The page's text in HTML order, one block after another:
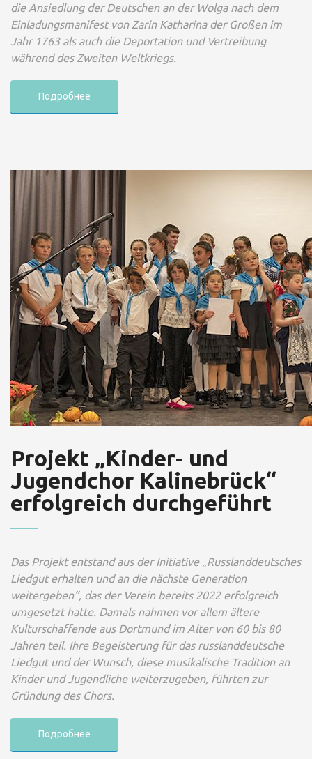
die Ansiedlung der Deutschen an der Wolga nach dem
Einladungsmanifest von Zarin Katharina der Großen im
Jahr 1763 als auch die Deportation und Vertreibung
während des Zweiten Weltkriegs.
Подробнее
Projekt „Kinder- und
Jugendchor Kalinebrück“
erfolgreich durchgeführt
Das Projekt entstand aus der Initiative „Russlanddeutsches
Liedgut erhalten und an die nächste Generation
weitergeben“, das der Verein bereits 2022 erfolgreich
umgesetzt hatte. Damals nahmen vor allem ältere
Kulturschaffende aus Dortmund im Alter von 60 bis 80
Jahren teil. Ihre Begeisterung für das russlanddeutsche
Liedgut und der Wunsch, diese musikalische Tradition an
Kinder und Jugendliche weiterzugeben, führten zur
Gründung des Chors.
Подробнее